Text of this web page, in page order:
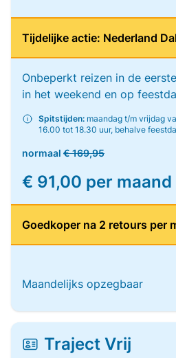
Tijdelijke actie: Nederland
Onbeperkt reizen in de
in het weekend en op
Spitstijden: maandag t/m vrijdag
16.00 tot 18.30 uur, behalve
normaal € 169,95
€ 91,00 per maand
Goedkoper na 2 retours per
Maandelijks opzegbaar
Traject Vrij